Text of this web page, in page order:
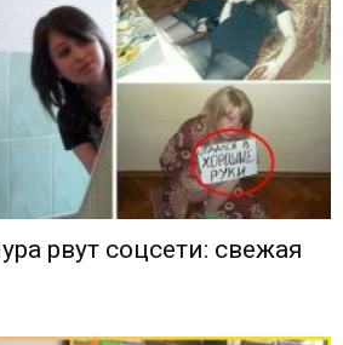
рвут соцсети: свежая